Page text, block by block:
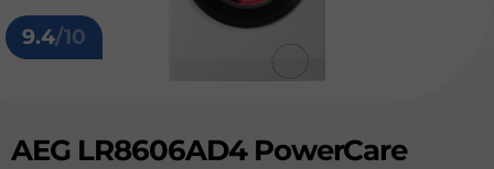
9.4/10
AEG LR8606AD4 PowerCare